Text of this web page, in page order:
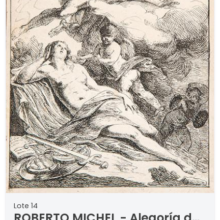
Piancastelli, Ravenna, 2008, cat. nº 4, p. 66.
Lote 14